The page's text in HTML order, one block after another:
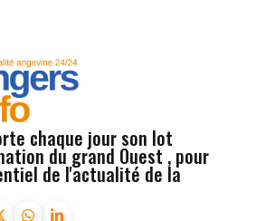
chaque jour son lot
du grand Ouest , pour
de l'actualité de la